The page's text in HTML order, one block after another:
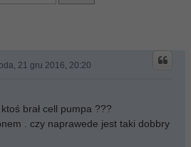
21 gru 2016, 20:20
brał cell pumpa ???
. czy naprawede jest taki dobbry